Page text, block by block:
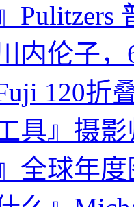
内伦子
120折
具』摄
全球年